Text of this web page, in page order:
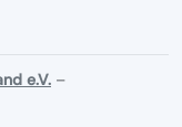
e.V. –